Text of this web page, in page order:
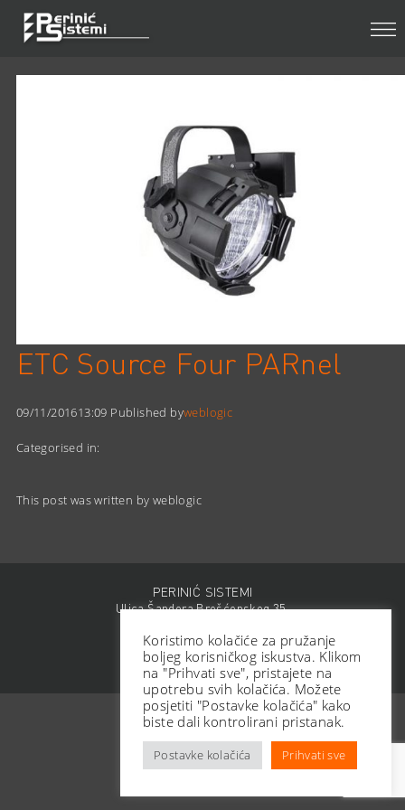
ETC Source Four PARnel
09/11/201613:09 Published byweblogic
Categorised in:
This post was written by weblogic
PERINIĆ SISTEMI
Ulica Šandora Brešćenskog 35,
© 2016. Perinić sistemi d.o.o
Koristimo kolačiće za pružanje
boljeg korisničkog iskustva. Klikom
na "Prihvati sve", pristajete na
upotrebu svih kolačića. Možete
posjetiti "Postavke kolačića" kako
biste dali kontrolirani pristanak.
Postavke kolačića Prihvati sve